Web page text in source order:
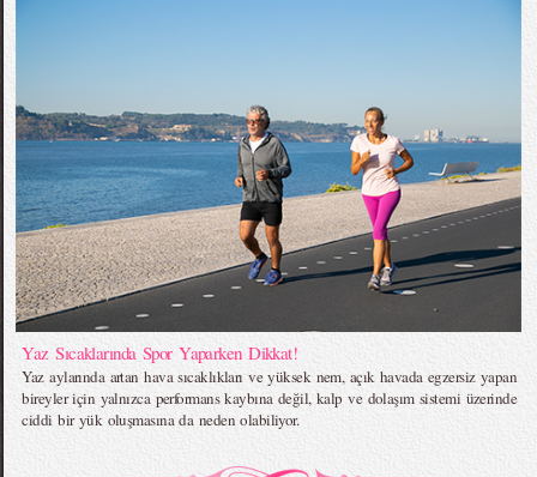
Yaz Sıcaklarında Spor Yaparken Dikkat!
Yaz aylarında artan hava sıcaklıkları ve yüksek nem, açık havada egzersiz yapan
bireyler için yalnızca performans kaybına değil, kalp ve dolaşım sistemi üzerinde
ciddi bir yük oluşmasına da neden olabiliyor.